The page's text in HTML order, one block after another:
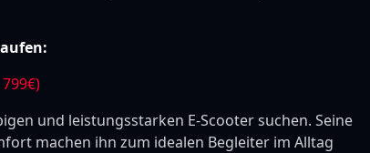
und leistungsstarken E-Scooter suchen. Seine
machen ihn zum idealen Begleiter im Alltag